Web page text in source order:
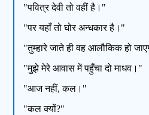
"पवित्र देवी तो वहीं है।"
"पर यहाँ तो घोर अन्धकार है।"
"तुम्हारे जाते ही वह आलौकिक हो
"मुझे मेरे आवास में पहुँचा दो माधव।"
"आज नहीं, कल।"
"कल क्यों?"